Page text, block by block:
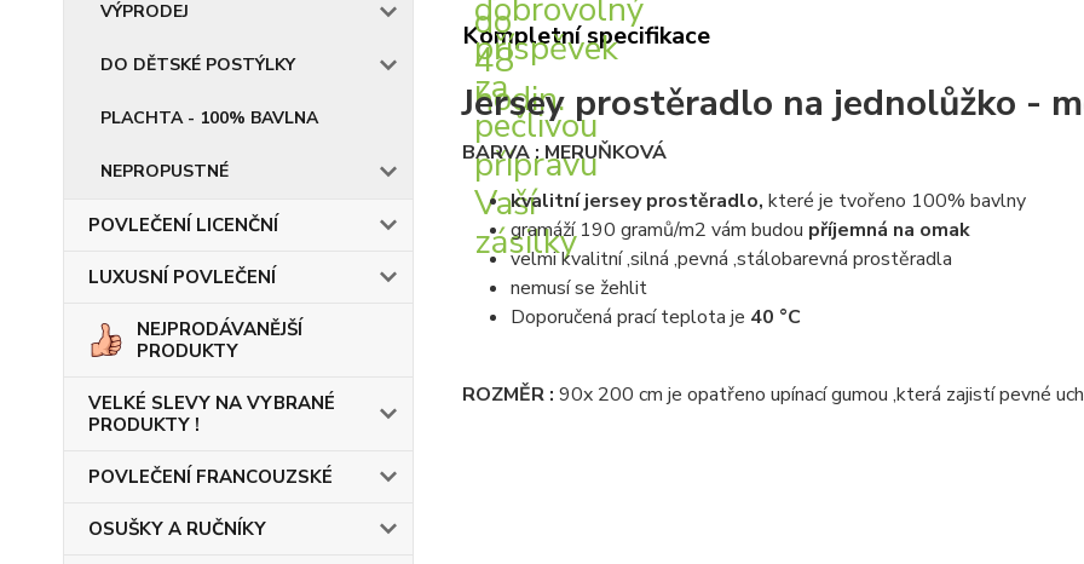
VÝPRODEJ
DO DĚTSKÉ POSTÝLKY
PLACHTA - 100% BAVLNA
NEPROPUSTNÉ
POVLEČENÍ LICENČNÍ
LUXUSNÍ POVLEČENÍ
NEJPRODÁVANĚJŠÍ
PRODUKTY
VELKÉ SLEVY NA VYBRANÉ
PRODUKTY !
POVLEČENÍ FRANCOUZSKÉ
OSUŠKY A RUČNÍKY
Kompletní specifikace
Jersey prostěradlo na jednolůžko -
BARVA : MERUŇKOVÁ
kvalitní jersey prostěradlo, které je tvořeno 100% bavlny
gramáží 190 gramů/m2 vám budou příjemná na omak
velmi kvalitní ,silná ,pevná ,stálobarevná prostěradla
nemusí se žehlit
Doporučená prací teplota je 40 °C
ROZMĚR : 90x 200 cm je opatřeno upínací gumou ,která zajistí pevné